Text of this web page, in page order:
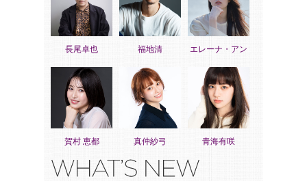
長尾卓也 福地清 エレーナ・アン
賀村 恵都 真仲紗弓 青海有咲